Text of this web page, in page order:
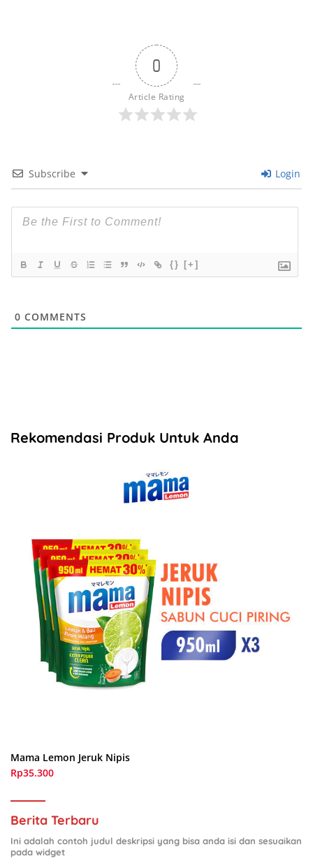
0
Article Rating
Subscribe Login
{} [+]
0 COMMENTS
Rekomendasi Produk Untuk Anda
Mama Lemon Jeruk Nipis
Rp35.300
Berita Terbaru
Ini adalah contoh judul deskripsi yang bisa anda isi dan sesuaikan
pada widget